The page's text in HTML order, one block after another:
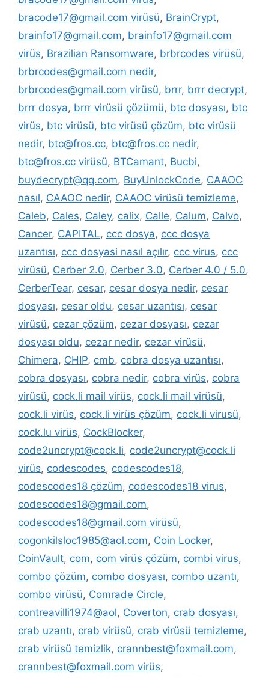
bracode17@gmail.com virüsü, BrainCrypt,
brainfo17@gmail.com, brainfo17@gmail.com
virüs, Brazilian Ransomware, brbrcodes virüsü,
brbrcodes@gmail.com nedir,
brbrcodes@gmail.com virüsü, brrr, brrr decrypt,
brrr dosya, brrr virüsü çözümü, btc dosyası, btc
virüs, btc virüsü, btc virüsü çözüm, btc virüsü
nedir, btc@fros.cc, btc@fros.cc nedir,
btc@fros.cc virüsü, BTCamant, Bucbi,
buydecrypt@qq.com, BuyUnlockCode, CAAOC
nasıl, CAAOC nedir, CAAOC virüsü temizleme,
Caleb, Cales, Caley, calix, Calle, Calum, Calvo,
Cancer, CAPITAL, ccc dosya, ccc dosya
uzantısı, ccc dosyasi nasıl açılır, ccc virus, ccc
virüsü, Cerber 2.0, Cerber 3.0, Cerber 4.0 / 5.0,
CerberTear, cesar, cesar dosya nedir, cesar
dosyası, cesar oldu, cesar uzantısı, cesar
virüsü, cezar çözüm, cezar dosyası, cezar
dosyası oldu, cezar nedir, cezar virüsü,
Chimera, CHIP, cmb, cobra dosya uzantısı,
cobra dosyası, cobra nedir, cobra virüs, cobra
virüsü, cock.li mail virüs, cock.li mail virüsü,
cock.li virüs, cock.li virüs çözüm, cock.li virusü,
cock.lu virüs, CockBlocker,
code2uncrypt@cock.li, code2uncrypt@cock.li
virüs, codescodes, codescodes18,
codescodes18 çözüm, codescodes18 virus,
codescodes18@gmail.com,
codescodes18@gmail.com virüsü,
cogonkilsloc1985@aol.com, Coin Locker,
CoinVault, com, com virüs çözüm, combi virus,
combo çözüm, combo dosyası, combo uzantı,
combo virüsü, Comrade Circle,
contreavilli1974@aol, Coverton, crab dosyası,
crab uzantı, crab virüsü, crab virüsü temizleme,
crab virüsü temizlik, crannbest@foxmail.com,
crannbest@foxmail.com virüs,